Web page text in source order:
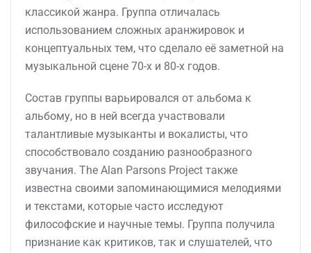
классикой жанра. Группа отличалась
использованием сложных аранжировок и
концептуальных тем, что сделало её заметной на
музыкальной сцене 70-х и 80-х годов.
Состав группы варьировался от альбома к
альбому, но в ней всегда участвовали
талантливые музыканты и вокалисты, что
способствовало созданию разнообразного
звучания. The Alan Parsons Project также
известна своими запоминающимися мелодиями
и текстами, которые часто исследуют
философские и научные темы. Группа получила
признание как критиков, так и слушателей, что